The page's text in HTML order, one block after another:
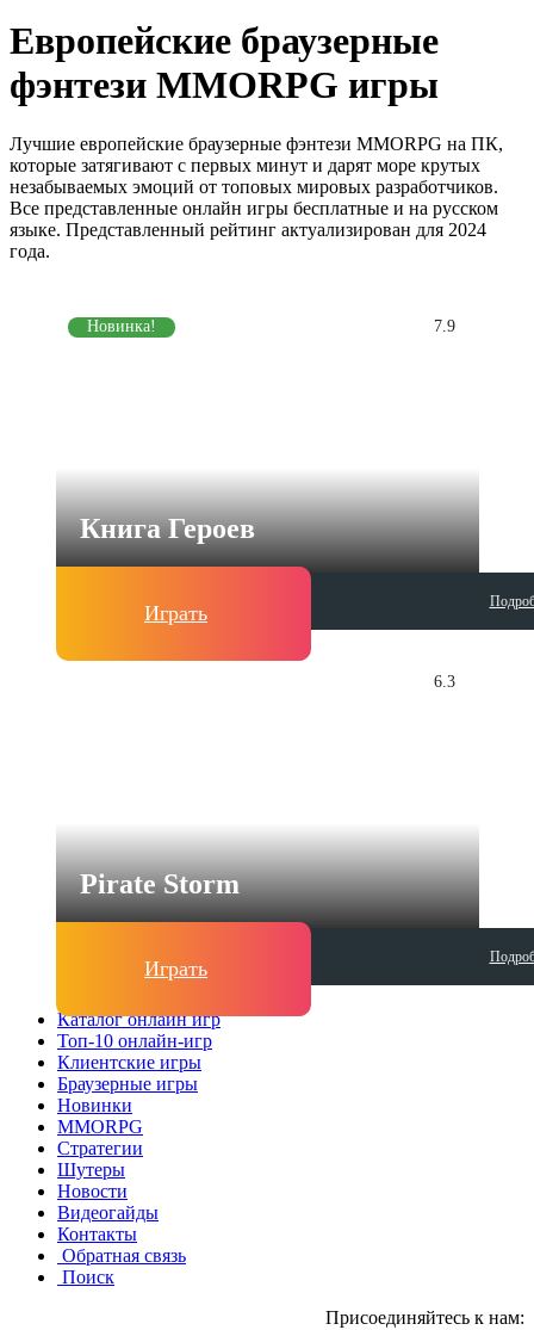
Европейские браузерные
фэнтези MMORPG игры
Лучшие европейские браузерные фэнтези MMORPG на ПК,
которые затягивают с первых минут и дарят море крутых
незабываемых эмоций от топовых мировых разработчиков.
Все представленные онлайн игры бесплатные и на русском
языке. Представленный рейтинг актуализирован для 2024
года.
Новинка! 7.9
Книга Героев
Играть
6.3
Pirate Storm
Играть
Каталог онлайн игр
Топ-10 онлайн-игр
Клиентские игры
Браузерные игры
Новинки
MMORPG
Стратегии
Шутеры
Новости
Видеогайды
Контакты
Обратная связь
Поиск
Присоединяйтесь к нам: